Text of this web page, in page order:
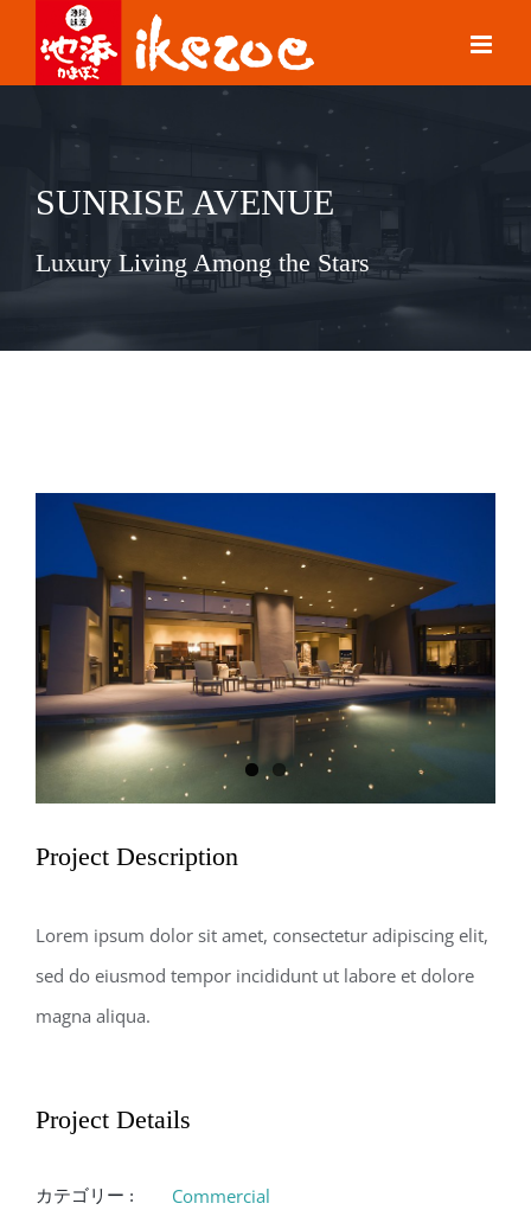
SUNRISE AVENUE
Luxury Living Among the Stars
View
Project Description
Lorem ipsum dolor sit amet, consectetur adipiscing elit,
sed do eiusmod tempor incididunt ut labore et dolore
magna aliqua.
Project Details
カテゴリー :
Commercial